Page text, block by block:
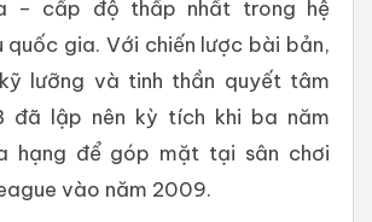
– cấp độ thấp nhất trong hệ
quốc gia. Với chiến lược bài bản,
lưỡng và tinh thần quyết tâm
đã lập nên kỳ tích khi ba năm
hạng để góp mặt tại sân chơi
vào năm 2009.